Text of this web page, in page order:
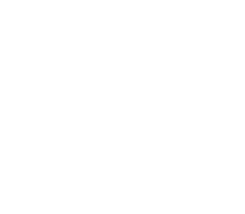
Jati Yang
Ketahui
rangka kayu jati jadi salah
ruang makan yang ingin